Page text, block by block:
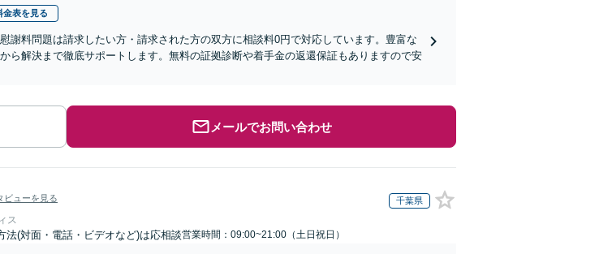
金表を見る
謝料問題は請求したい方・請求された方の双方に相談料0円で対応しています。豊富な
ら解決まで徹底サポートします。無料の証拠診断や着手金の返還保証もありますので安
メールでお問い合わせ
ビューを見る 千葉県
ス
法(対面・電話・ビデオなど)は応相談営業時間：09:00~21:00（土日祝日）